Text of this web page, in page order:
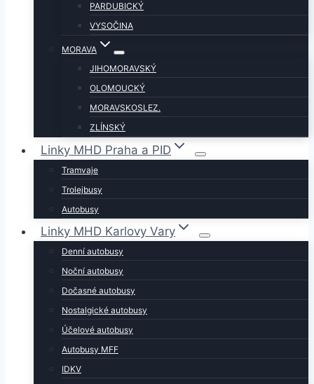
PARDUBICKÝ
VYSOČINA
MORAVA
JIHOMORAVSKÝ
OLOMOUCKÝ
MORAVSKOSLEZ.
ZLÍNSKÝ
Linky MHD Praha a PID
Tramvaje
Trolejbusy
Autobusy
Linky MHD Karlovy Vary
Denní autobusy
Noční autobusy
Dočasné autobusy
Nostalgické autobusy
Účelové autobusy
Autobusy MFF
IDKV